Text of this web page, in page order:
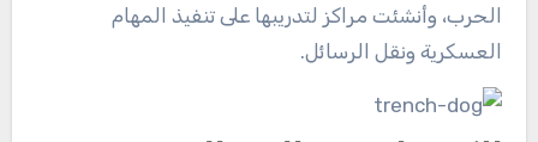
الحرب، وأنشئت مراكز لتدريبها على تنفيذ المهام
العسكرية ونقل الرسائل.